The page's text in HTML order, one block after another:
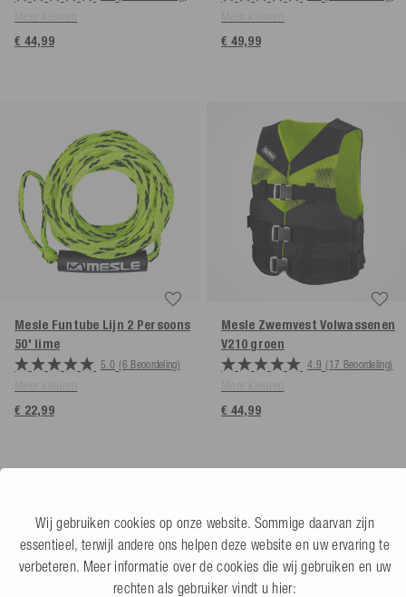
€ 44,99 € 49,99
Mesle Funtube Lijn 2 Persoons
50' lime
5.0 (6 Beoordeling)
€ 22,99
Mesle Zwemvest Volwassenen
V210 groen
4.9 (17 Beoordeling)
€ 44,99
Wij gebruiken cookies op onze website. Sommige daarvan zijn
essentieel, terwijl andere ons helpen deze website en uw ervaring te
verbeteren. Meer informatie over de cookies die wij gebruiken en uw
rechten als gebruiker vindt u hier: